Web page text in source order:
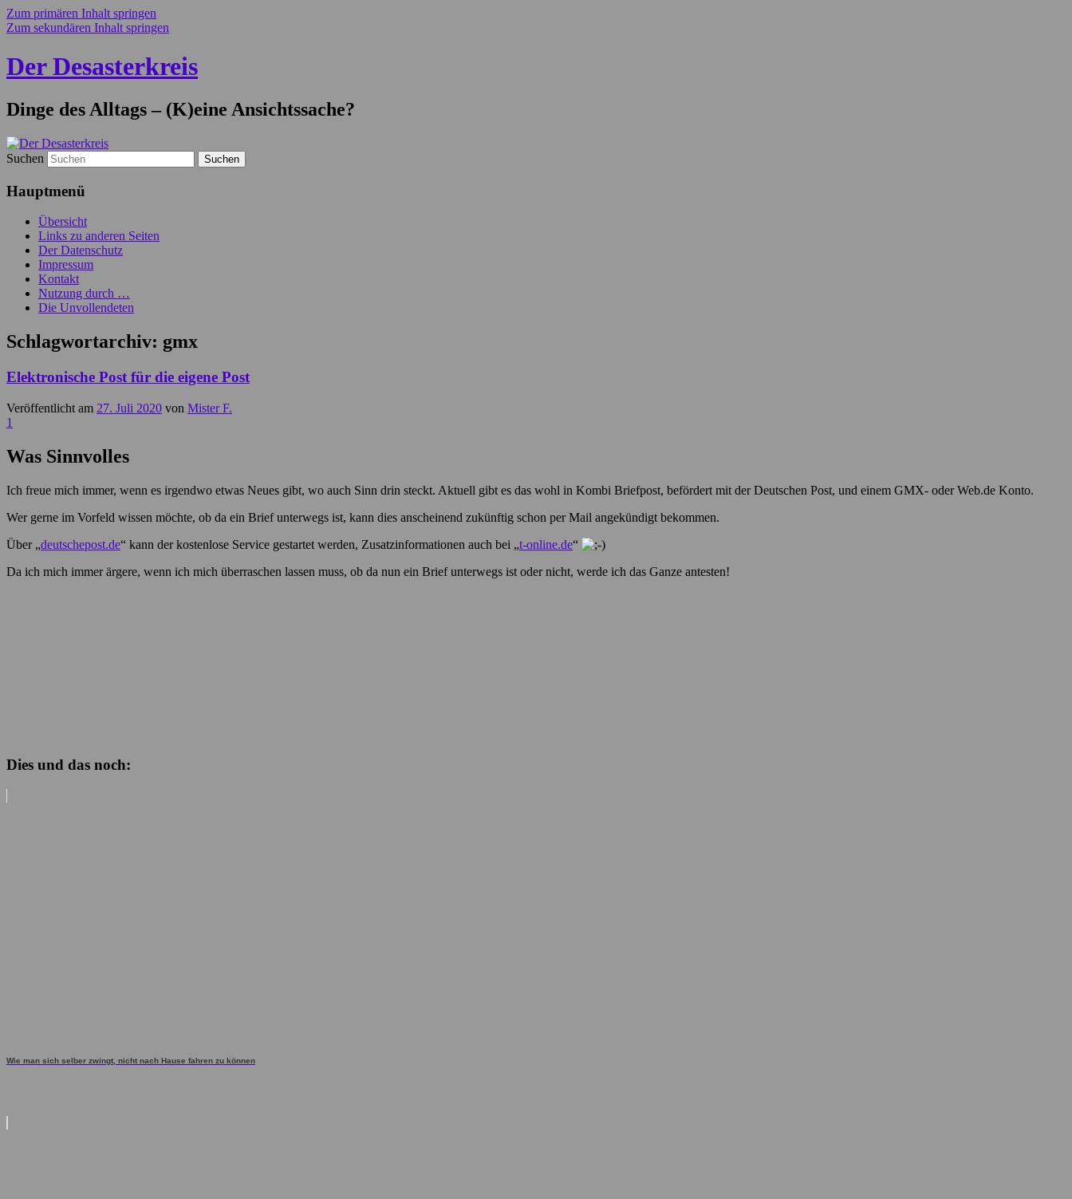
Zum primären Inhalt springen
Zum sekundären Inhalt springen
Der Desasterkreis
Dinge des Alltags – (K)eine Ansichtssache?
Suchen
Hauptmenü
Übersicht
Links zu anderen Seiten
Der Datenschutz
Impressum
Kontakt
Nutzung durch …
Die Unvollendeten
Schlagwortarchiv: gmx
Elektronische Post für die eigene Post
Veröffentlicht am 27. Juli 2020 von Mister F.
1
Was Sinnvolles
Ich freue mich immer, wenn es irgendwo etwas Neues gibt, wo auch Sinn drin steckt. Aktuell gibt es das wohl in Kombi Briefpost, befördert mit der Deutschen Post, und einem GMX- oder Web.de Konto.
Wer gerne im Vorfeld wissen möchte, ob da ein Brief unterwegs ist, kann dies anscheinend zukünftig schon per Mail angekündigt bekommen.
Über „deutschepost.de“ kann der kostenlose Service gestartet werden, Zusatzinformationen auch bei „t-online.de“
Da ich mich immer ärgere, wenn ich mich überraschen lassen muss, ob da nun ein Brief unterwegs ist oder nicht, werde ich das Ganze antesten!
Dies und das noch:
Wie man sich selber zwingt, nicht nach Hause fahren zu können